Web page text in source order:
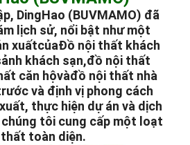
DingHao (BUVMAMO) đã
lịch sử, nổi bật như một
xuấtcủaĐồ nội thất khách
khách sạn,đồ nội thất
căn hộvàđồ nội thất nhà
và định vị phong cách
thực hiện dự án và dịch
chúng tôi cung cấp một loạt
toàn diện.